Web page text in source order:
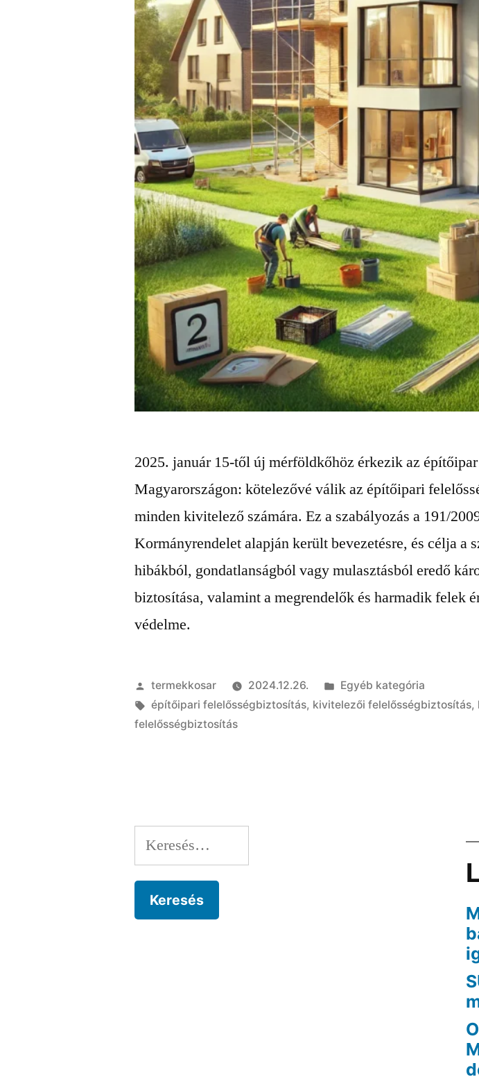
2025. január 15-től új mérföldkőhöz érkezik az építőipar
Magyarországon: kötelezővé válik az építőipari
minden kivitelező számára. Ez a szabályozás a 191/
Kormányrendelet alapján került bevezetésre, és célja a
hibákból, gondatlanságból vagy mulasztásból eredő
biztosítása, valamint a megrendelők és harmadik felek
védelme.
Szerző:
termekkosar 2024.12.26. Kategória:
Egyéb kategória
Címke:
építőipari felelősségbiztosítás, kivitelezői felelősségbiztosítás,
felelősségbiztosítás
Keresés: